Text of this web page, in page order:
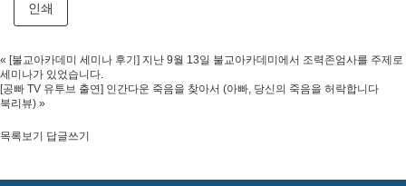
인쇄
« [불교아카데미 세미나 후기] 지난 9월 13일 불교아카데미에서 조력존엄사를 주제로
세미나가 있었습니다.
[공빠 TV 유투브 출연] 인간다운 죽음을 찾아서 (아빠, 당신의 죽음을 허락합니다
북리뷰) »
목록보기 답글쓰기